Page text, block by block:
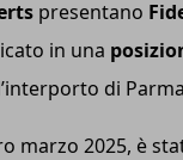
presentano
in una
di
marzo 2025, è